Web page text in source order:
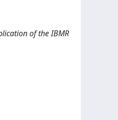
of the IBMR